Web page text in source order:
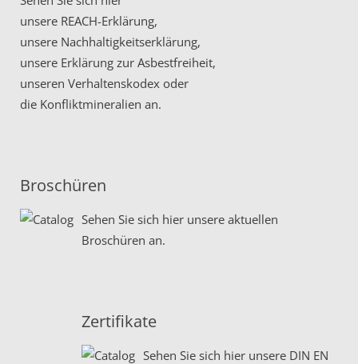
unsere REACH-Erklärung,
unsere Nachhaltigkeitserklärung,
unsere Erklärung zur Asbestfreiheit,
unseren Verhaltenskodex oder
die Konfliktmineralien an.
Broschüren
Sehen Sie sich hier unsere aktuellen
Broschüren an.
Zertifikate
Sehen Sie sich hier unsere DIN EN